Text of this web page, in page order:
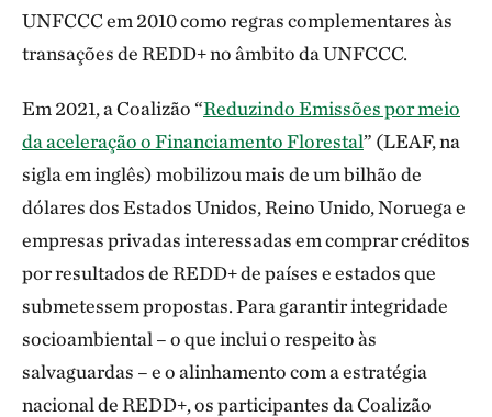
UNFCCC em 2010 como regras complementares às
transações de REDD+ no âmbito da UNFCCC.
Em 2021, a Coalizão “Reduzindo Emissões por meio
da aceleração o Financiamento Florestal” (LEAF, na
sigla em inglês) mobilizou mais de um bilhão de
dólares dos Estados Unidos, Reino Unido, Noruega e
empresas privadas interessadas em comprar créditos
por resultados de REDD+ de países e estados que
submetessem propostas. Para garantir integridade
socioambiental – o que inclui o respeito às
salvaguardas – e o alinhamento com a estratégia
nacional de REDD+, os participantes da Coalizão